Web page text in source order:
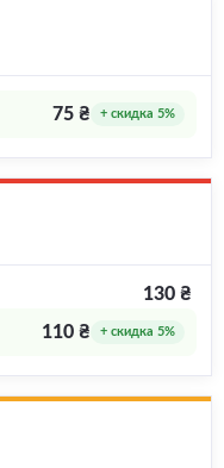
75 ₴ + скидка 5%
130 ₴
110 ₴ + скидка 5%